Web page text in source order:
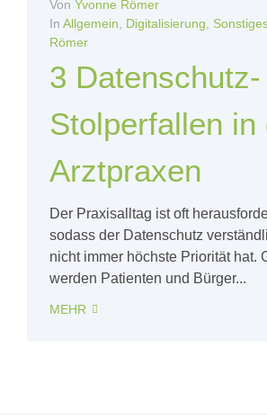
Von Yvonne Römer
In Allgemein Digitalisierung
Römer
3 Datenschutz-
Stolperfallen in
Arztpraxen
Der Praxisalltag ist oft
sodass der Datenschutz
nicht immer höchste Priorität hat.
werden Patienten und Bürger...
MEHR